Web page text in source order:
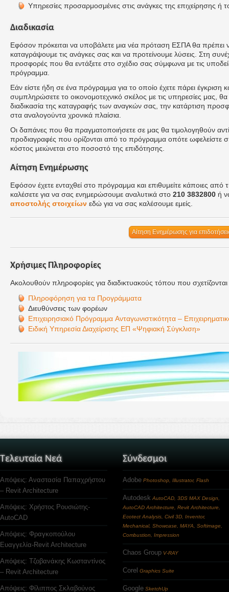
Υπηρεσίες προσαρμοσμένες στις ανάγκες της επιχείρησης ή
Διαδικασία
Εφόσον πρόκειται να υποβάλετε μια νέα πρόταση ΕΣΠΑ θα πρέπει
καταγράψουμε τις ανάγκες σας και να προτείνουμε λύσεις. Στη
προσφορές που θα εντάξετε στο σχέδιο σας σύμφωνα με τις
πρόγραμμα.
Εάν είστε ήδη σε ένα πρόγραμμα για το οποίο έχετε πάρει έγκριση
συμπληρώσετε το οικονομοτεχνικό σκέλος με τις υπηρεσίες μας,
διαδικασία της καταγραφής των αναγκών σας, την κατάρτιση
στα αναλογούντα χρονικά πλαίσια.
Οι δαπάνες που θα πραγματοποιήσετε σε μας θα τιμολογηθούν
προδιαγραφές που ορίζονται από το πρόγραμμα οπότε ωφελείστε
κόστος μειώνεται στο ποσοστό της επιδότησης.
Αίτηση Ενημέρωσης
Εφόσον έχετε ενταχθεί στο πρόγραμμα και επιθυμείτε κάποιες από
καλέσετε για να σας ενημερώσουμε αναλυτικά στο 210 3832800 ή
αποστολής στοιχείων εδώ για να σας καλέσουμε εμείς.
Αίτηση Ενημέρωσης για
Χρήσιμες Πληροφορίες
Ακολουθούν πληροφορίες για διαδικτυακούς τόπου που σχετίζονται
Πληροφόρηση για τα Προγράμματα
Διευθύνσεις των φορέων
Επιχειρησιακό Πρόγραμμα Ανταγωνιστικότητα –
Ειδική Υπηρεσία Διαχείρισης ΕΠ «Ψηφιακή Σύγκλιση»
Τελευταία Νεά
Απόψεις: Αναστασία Παπαχρήστου
– Revit Architecture
Απόψεις: Χρήστος Ρουσιώτης-
AutoCAD
Απόψεις: Φραγκοπούλου
Ευαγγελία-Revit Architecture
Απόψεις: Τζοβανάκης Κωσταντίνος
– Revit Architecture
Απόψεις: Φίλιππος Σκλαβούνος
Σύνδεσμοι
Adobe Photoshop, Illustrator, Flash
Autodesk AutoCAD, 3DS MAX Design,
AutoCAD Architecture, Revit Architecture,
Ecotect Analysis, Civil 3D, Inventor,
Mechanical, Showcase, MAYA, Softimage,
Combustion, Impression
Chaos Group V-RAY
Corel Graphics Suite
Google SketchUp